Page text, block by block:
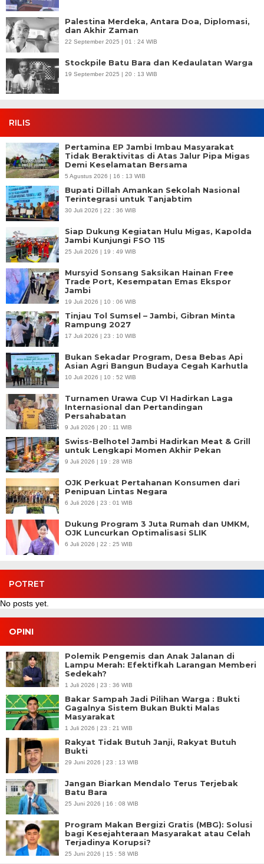
Palestina Merdeka, Antara Doa, Diplomasi,
dan Akhir Zaman
22 September 2025 | 01 : 24 WIB
Stockpile Batu Bara dan Kedaulatan Warga
19 September 2025 | 20 : 13 WIB
RILIS
Pertamina EP Jambi Imbau Masyarakat
Tidak Beraktivitas di Atas Jalur Pipa Migas
Demi Keselamatan Bersama
5 Agustus 2026 | 16 : 13 WIB
Bupati Dillah Amankan Sekolah Nasional
Terintegrasi untuk Tanjabtim
30 Juli 2026 | 22 : 36 WIB
Siap Dukung Kegiatan Hulu Migas, Kapolda
Jambi Kunjungi FSO 115
25 Juli 2026 | 19 : 49 WIB
Mursyid Sonsang Saksikan Hainan Free
Trade Port, Kesempatan Emas Ekspor
Jambi
19 Juli 2026 | 10 : 06 WIB
Tinjau Tol Sumsel – Jambi, Gibran Minta
Rampung 2027
17 Juli 2026 | 23 : 10 WIB
Bukan Sekadar Program, Desa Bebas Api
Asian Agri Bangun Budaya Cegah Karhutla
10 Juli 2026 | 10 : 52 WIB
Turnamen Urawa Cup VI Hadirkan Laga
Internasional dan Pertandingan
Persahabatan
9 Juli 2026 | 20 : 11 WIB
Swiss-Belhotel Jambi Hadirkan Meat & Grill
untuk Lengkapi Momen Akhir Pekan
9 Juli 2026 | 19 : 28 WIB
OJK Perkuat Pertahanan Konsumen dari
Penipuan Lintas Negara
6 Juli 2026 | 23 : 01 WIB
Dukung Program 3 Juta Rumah dan UMKM,
OJK Luncurkan Optimalisasi SLIK
6 Juli 2026 | 22 : 25 WIB
POTRET
No posts yet.
OPINI
Polemik Pengemis dan Anak Jalanan di
Lampu Merah: Efektifkah Larangan Memberi
Sedekah?
1 Juli 2026 | 23 : 36 WIB
Bakar Sampah Jadi Pilihan Warga : Bukti
Gagalnya Sistem Bukan Bukti Malas
Masyarakat
1 Juli 2026 | 23 : 21 WIB
Rakyat Tidak Butuh Janji, Rakyat Butuh
Bukti
29 Juni 2026 | 23 : 13 WIB
Jangan Biarkan Mendalo Terus Terjebak
Batu Bara
25 Juni 2026 | 16 : 08 WIB
Program Makan Bergizi Gratis (MBG): Solusi
bagi Kesejahteraan Masyarakat atau Celah
Terjadinya Korupsi?
25 Juni 2026 | 15 : 58 WIB